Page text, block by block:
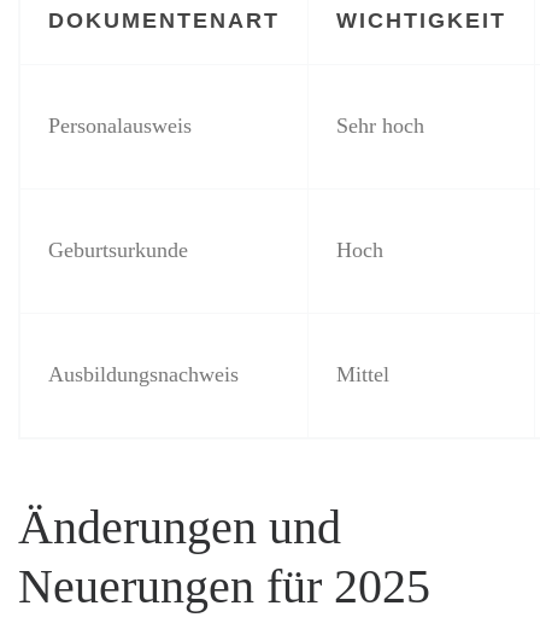
DOKUMENTENART WICHTIGKEIT
Personalausweis Sehr hoch
Geburtsurkunde Hoch
Ausbildungsnachweis Mittel
Änderungen und
Neuerungen für 2025